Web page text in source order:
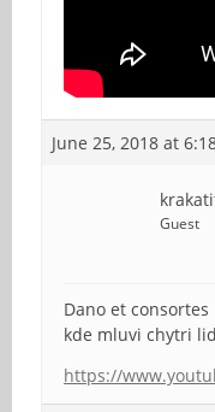
June 25, 2018 at
Guest
Dano et
kde mluvi chytri
https://